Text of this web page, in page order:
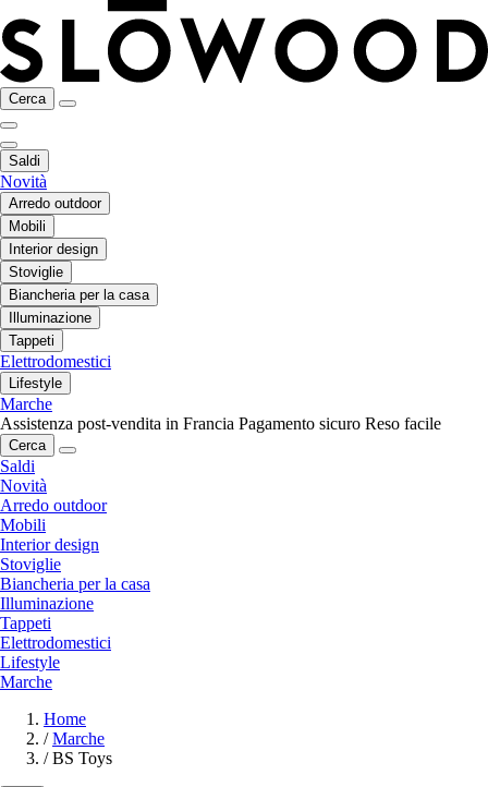
Cerca
Saldi
Novità
Arredo outdoor
Mobili
Interior design
Stoviglie
Biancheria per la casa
Illuminazione
Tappeti
Elettrodomestici
Lifestyle
Marche
Assistenza post-vendita in Francia Pagamento sicuro Reso facile
Cerca
Saldi
Novità
Arredo outdoor
Mobili
Interior design
Stoviglie
Biancheria per la casa
Illuminazione
Tappeti
Elettrodomestici
Lifestyle
Marche
Home
/ Marche
/ BS Toys